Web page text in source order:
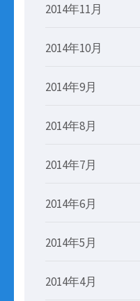
2014年11月
2014年10月
2014年9月
2014年8月
2014年7月
2014年6月
2014年5月
2014年4月